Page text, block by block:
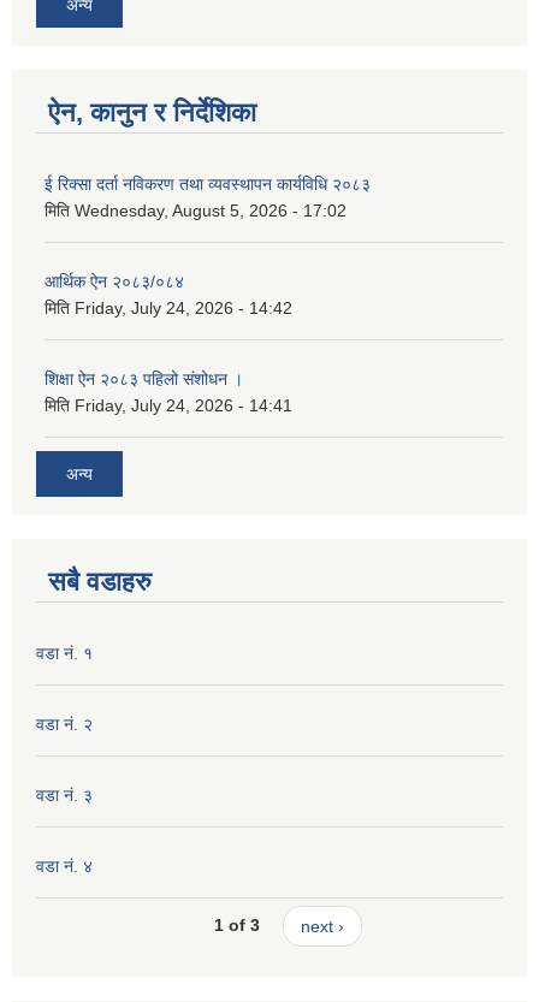
अन्य
ऐन, कानुन र निर्देशिका
ई रिक्सा दर्ता नविकरण तथा व्यवस्थापन कार्यविधि २०८३
मिति Wednesday, August 5, 2026 - 17:02
आर्थिक ऐन २०८३/०८४
मिति Friday, July 24, 2026 - 14:42
शिक्षा ऐन २०८३ पहिलो संशोधन ।
मिति Friday, July 24, 2026 - 14:41
अन्य
सबै वडाहरु
वडा नं. १
वडा नं. २
वडा नं. ३
वडा नं. ४
1 of 3 next ›